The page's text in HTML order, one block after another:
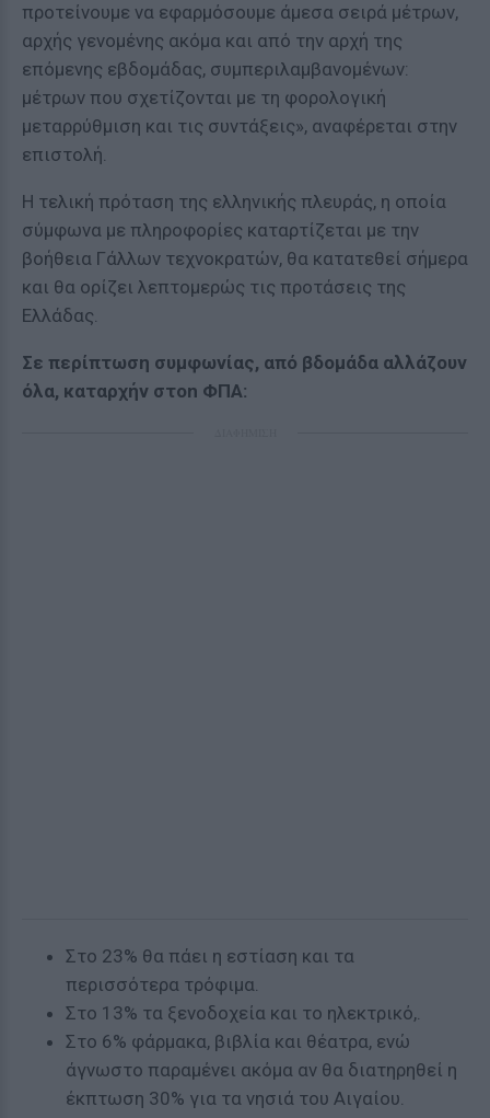
προτείνουμε να εφαρμόσουμε άμεσα σειρά μέτρων,
αρχής γενομένης ακόμα και από την αρχή της
επόμενης εβδομάδας, συμπεριλαμβανομένων:
μέτρων που σχετίζονται με τη φορολογική
μεταρρύθμιση και τις συντάξεις», αναφέρεται στην
επιστολή.
Η τελική πρόταση της ελληνικής πλευράς, η οποία
σύμφωνα με πληροφορίες καταρτίζεται με την
βοήθεια Γάλλων τεχνοκρατών, θα κατατεθεί σήμερα
και θα ορίζει λεπτομερώς τις προτάσεις της
Ελλάδας.
Σε περίπτωση συμφωνίας, από βδομάδα αλλάζουν
όλα, καταρχήν στοn ΦΠΑ:
Στο 23% θα πάει η εστίαση και τα
περισσότερα τρόφιμα.
Στο 13% τα ξενοδοχεία και το ηλεκτρικό,.
Στο 6% φάρμακα, βιβλία και θέατρα, ενώ
άγνωστο παραμένει ακόμα αν θα διατηρηθεί η
έκπτωση 30% για τα νησιά του Αιγαίου.